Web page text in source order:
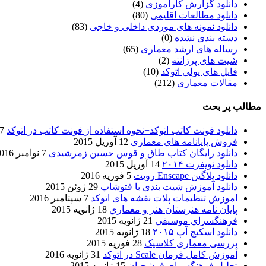
دانلود گزارش کارآموزی (4)
دانلود مطالعات اقلیمی (80)
دانلود نمونه های موردی داخلی و خاجی (83)
دسته بندی نشده (0)
رساله های ارشد معماری (65)
شیت های پرزانته (2)
فایل های پولی اتوکد (10)
مقالات معماری (212)
مطالب پر بحث
دانلود فونت کاتب اتوکد+نحوه استفاده از فونت کاتب در اتوکد 7 آگوست 2017
فروش پایانامه های معماری 12 آوریل 2015
دانلود رایگان کتاب طاق و قوس حسین زمرشیدی 7 نوامبر 2016
دانلود نویفرت ۲۰۱۴
14 آوریل 2015
دانلود پلاگین Enscape رویت
5 فوریه 2016
دانلود آموزش شیت بندی با فتوشاپ 29 ژوئن 2015
اموزش تنظیمات پلات نقشه های اتوکد 7 سپتامبر 2016
پایان نامه هنرستان هنر و معماري 18 ژانویه 2015
فرهنگسراي موسيقي 21 ژانویه 2015
دانلود اسکیچ آپ ۲۰۱۵
18 ژانویه 2015
بررسی معماری کلاسیک 28 فوریه 2015
آموزش کامل فرمان Scale در اتوکد
31 ژانویه 2016